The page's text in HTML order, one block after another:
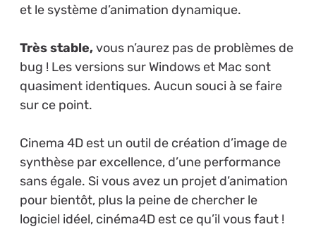
et le système d’animation dynamique.
Très stable,vous n’aurez pas de problèmes de
bug ! Les versions sur Windows et Mac sont
quasiment identiques. Aucun souci à se faire
sur ce point.
Cinema 4D est un outil de création d’image de
synthèse par excellence, d’une performance
sans égale. Si vous avez un projet d’animation
pour bientôt, plus la peine de chercher le
logiciel idéel, cinéma4D est ce qu’il vous faut !